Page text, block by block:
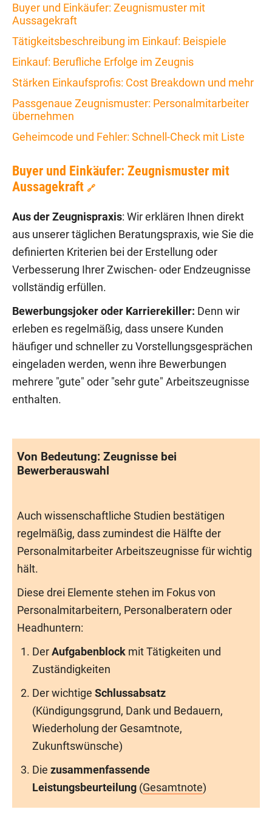
Buyer und Einkäufer: Zeugnismuster mit
Aussagekraft
Tätigkeitsbeschreibung im Einkauf: Beispiele
Einkauf: Berufliche Erfolge im Zeugnis
Stärken Einkaufsprofis: Cost Breakdown und mehr
Passgenaue Zeugnismuster: Personalmitarbeiter
übernehmen
Geheimcode und Fehler: Schnell-Check mit Liste
Buyer und Einkäufer: Zeugnismuster mit
Aussagekraft 🔗
Aus der Zeugnispraxis: Wir erklären Ihnen direkt
aus unserer täglichen Beratungspraxis, wie Sie die
definierten Kriterien bei der Erstellung oder
Verbesserung Ihrer Zwischen- oder Endzeugnisse
vollständig erfüllen.
Bewerbungsjoker oder Karrierekiller: Denn wir
erleben es regelmäßig, dass unsere Kunden
häufiger und schneller zu Vorstellungsgesprächen
eingeladen werden, wenn ihre Bewerbungen
mehrere "gute" oder "sehr gute" Arbeitszeugnisse
enthalten.
Von Bedeutung: Zeugnisse bei
Bewerberauswahl
Auch wissenschaftliche Studien bestätigen
regelmäßig, dass zumindest die Hälfte der
Personalmitarbeiter Arbeitszeugnisse für wichtig
hält.
Diese drei Elemente stehen im Fokus von
Personalmitarbeitern, Personalberatern oder
Headhuntern:
Der Aufgabenblock mit Tätigkeiten und
Zuständigkeiten
Der wichtige Schlussabsatz
(Kündigungsgrund, Dank und Bedauern,
Wiederholung der Gesamtnote,
Zukunftswünsche)
Die zusammenfassende
Leistungsbeurteilung (Gesamtnote)